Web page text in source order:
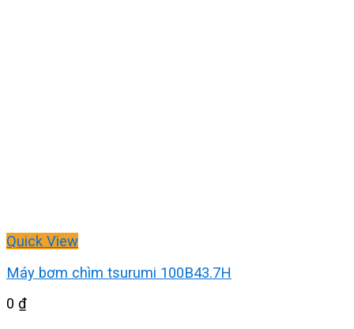
Quick View
Máy bơm chìm tsurumi 100B43.7H
0 ₫